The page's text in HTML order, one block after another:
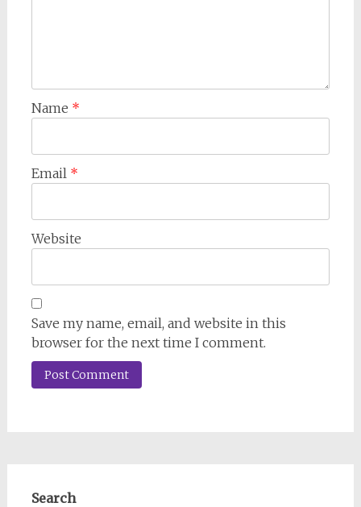
Name *
Email *
Website
Save my name, email, and website in this
browser for the next time I comment.
Search